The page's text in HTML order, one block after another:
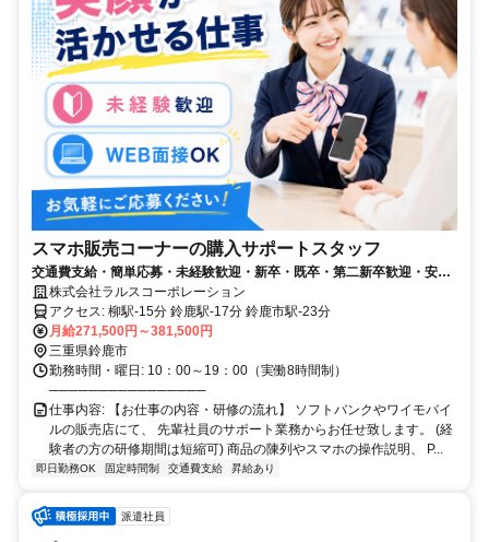
スマホ販売コーナーの購入サポートスタッフ
交通費支給・簡単応募・未経験歓迎・新卒・既卒・第二新卒歓迎・安定
した業界・スキルアップ・キャリアアップ可・社会保険完備・資格取得
支援制度有・福利厚生が充実・研修制度充実
株式会社ラルスコーポレーション
アクセス: 柳駅-15分 鈴鹿駅-17分 鈴鹿市駅-23分
月給271,500円～381,500円
三重県鈴鹿市
勤務時間・曜日: 10：00～19：00（実働8時間制）
────────────────
仕事内容: 【お仕事の内容・研修の流れ】 ソフトバンクやワイモバイ
ルの販売店にて、 先輩社員のサポート業務からお任せ致します。 (経
験者の方の研修期間は短縮可) 商品の陳列やスマホの操作説明、 P...
即日勤務OK 固定時間制 交通費支給 昇給あり
派遣社員